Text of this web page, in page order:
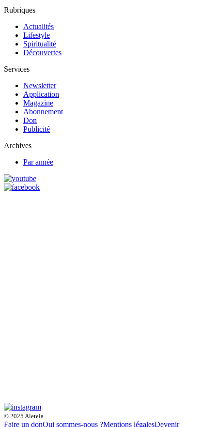
Rubriques
Actualités
Lifestyle
Spiritualité
Découvertes
Services
Newsletter
Application
Magazine
Abonnement
Don
Publicité
Archives
Par année
© 2025 Aleteia
Faire un donQui sommes-nous ?Mentions légalesDevenir